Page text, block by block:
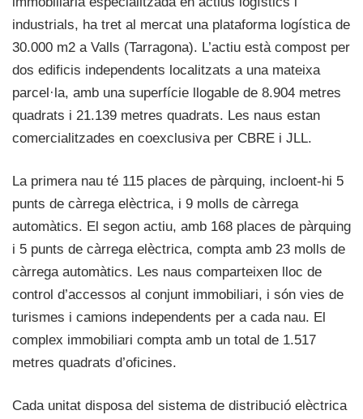
industrials, ha tret al mercat una plataforma logística de
30.000 m2 a Valls (Tarragona). L’actiu està compost per
dos edificis independents localitzats a una mateixa
parcel·la, amb una superfície llogable de 8.904 metres
quadrats i 21.139 metres quadrats. Les naus estan
comercialitzades en coexclusiva per CBRE i JLL.
La primera nau té 115 places de pàrquing, incloent-hi 5
punts de càrrega elèctrica, i 9 molls de càrrega
automàtics. El segon actiu, amb 168 places de pàrquing
i 5 punts de càrrega elèctrica, compta amb 23 molls de
càrrega automàtics. Les naus comparteixen lloc de
control d’accessos al conjunt immobiliari, i són vies de
turismes i camions independents per a cada nau. El
complex immobiliari compta amb un total de 1.517
metres quadrats d’oficines.
Cada unitat disposa del sistema de distribució elèctrica